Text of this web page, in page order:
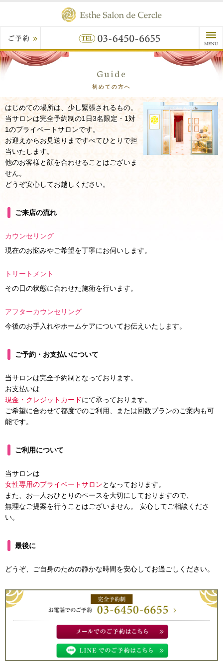
Guide
初めての方へ
はじめての場所は、少し緊張されるもの。
当サロンは完全予約制の1日3名限定・1対
1のプライベートサロンです。
お迎えからお見送りまですべてひとりで担
当いたします。
他のお客様と顔を合わせることはございま
せん。
どうぞ安心してお越しください。
ご来店の流れ
カウンセリング
現在のお悩みやご希望を丁寧にお伺いします。
トリートメント
その日の状態に合わせた施術を行います。
アフターカウンセリング
今後のお手入れやホームケアについてお伝えいたします。
ご予約・お支払いについて
当サロンは完全予約制となっております。
お支払いは
現金・クレジットカードにて承っております。
ご希望に合わせて都度でのご利用、または回数プランのご案内も可
能です。
ご利用について
当サロンは
女性専用のプライベートサロンとなっております。
また、お一人おひとりのペースを大切にしておりますので、
無理なご提案を行うことはございません。 安心してご相談くださ
い。
最後に
どうぞ、ご自身のための静かな時間を安心してお過ごしください。